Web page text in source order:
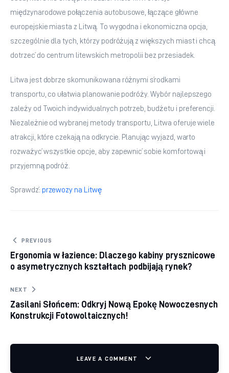
międzynarodowe połączenia autobusowe, łączące główne
europejskie miasta z Litwą. To wygodna i ekonomiczna opcja,
szczególnie dla tych, którzy podróżują z większych miast i chcą
dotrzeć do centrum litewskich metropolii bez przesiadek.
Litwa jest dobrze skomunikowana różnymi środkami
transportu, co ułatwia planowanie podróży. Wybór najlepszego
zależy od Twoich indywidualnych potrzeb, budżetu i preferencji.
Niezależnie od wybranej metody transportu, Litwa oferuje wiele
atrakcji, które czekają na odkrycie. Planując wyjazd, warto
rozważyć wszystkie opcje, aby zapewnić sobie komfortową i
przyjemną podróż.
Sprawdź: przewozy na Litwę
Nawigacja wpisu
PREVIOUS
Ergonomia w łazience: Dlaczego kabiny prysznicowe
o asymetrycznych kształtach podbijają rynek?
NEXT
Zasilani Słońcem: Odkryj Nową Epokę Nowoczesnych
Konstrukcji Fotowoltaicznych!
LEAVE A COMMENT